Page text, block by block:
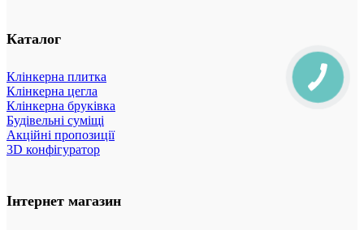
Каталог
Клінкерна плитка
Клінкерна цегла
Клінкерна бруківка
Будівельні суміщі
Акційні пропозиції
3D конфігуратор
Інтернет магазин